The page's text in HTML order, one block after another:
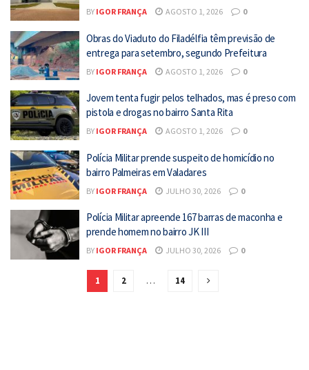
BY IGOR FRANÇA AGOSTO 1, 2026 0
Obras do Viaduto do Filadélfia têm previsão de
entrega para setembro, segundo Prefeitura
BY IGOR FRANÇA AGOSTO 1, 2026 0
Jovem tenta fugir pelos telhados, mas é preso com
pistola e drogas no bairro Santa Rita
BY IGOR FRANÇA AGOSTO 1, 2026 0
Polícia Militar prende suspeito de homicídio no
bairro Palmeiras em Valadares
BY IGOR FRANÇA JULHO 30, 2026 0
Polícia Militar apreende 167 barras de maconha e
prende homem no bairro JK III
BY IGOR FRANÇA JULHO 30, 2026 0
1 2 … 14